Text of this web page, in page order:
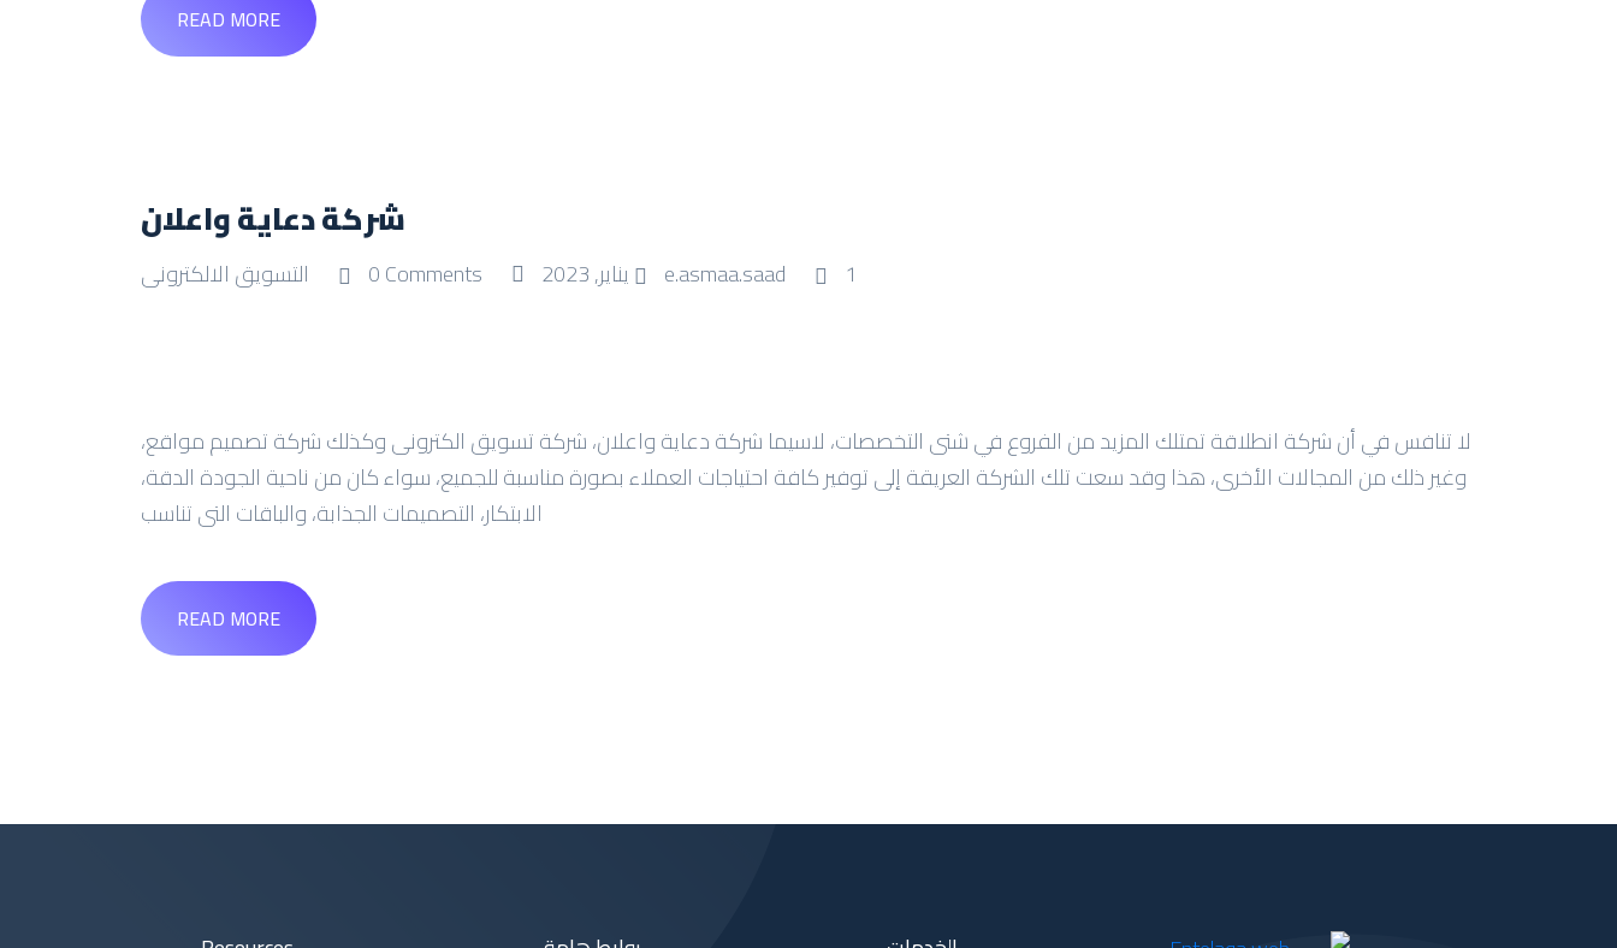
READ MORE
شركة دعاية واعلان
e.asmaa.saad 1 يناير, 2023 0 Comments التسويق الالكترونى
لا تنافس في أن شركة انطلاقة تمتلك المزيد من الفروع في شتى التخصصات، لاسيما شركة دعاية واعلان، شركة تسويق الكترونى وكذلك شركة تصميم مواقع،
وغير ذلك من المجالات الأخرى، هذا وقد سعت تلك الشركة العريقة إلى توفير كافة احتياجات العملاء بصورة مناسبة للجميع، سواء كان من ناحية الجودة الدقة،
الابتكار، التصميمات الجذابة، والباقات التى تناسب
READ MORE